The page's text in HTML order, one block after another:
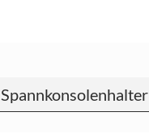
Spannkonsolenhalter